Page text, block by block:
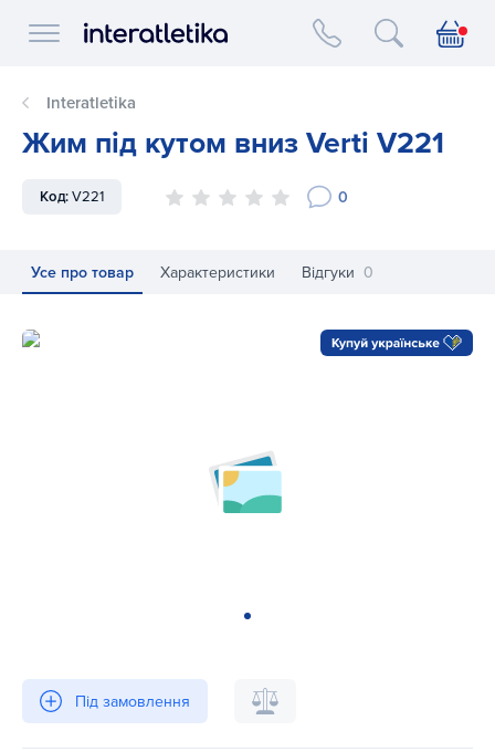
Interatletika logo
Interatletika
Жим під кутом вниз Verti V221
Код:V221 0
Усе про товар Характеристики Відгуки 0
Жим під кутом вниз Verti V221
Під замовлення